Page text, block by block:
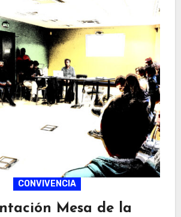
CONVIVENCIA
Mesa de la